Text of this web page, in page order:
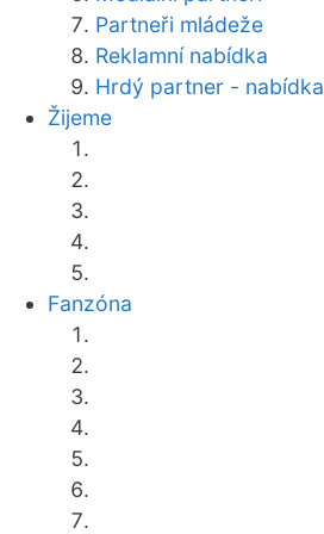
Partneři mládeže
Reklamní nabídka
Hrdý partner - nabídka
Žijeme
Fanzóna